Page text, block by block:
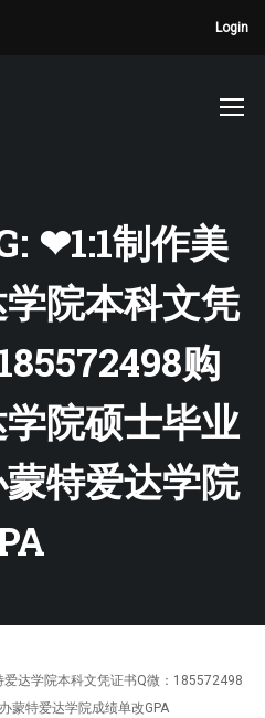
Login
❤1:1制作美
院本科文凭
购
院硕士毕业
特爱达学院
达学院本科文凭证书Q微：185572498
蒙特爱达学院成绩单改GPA